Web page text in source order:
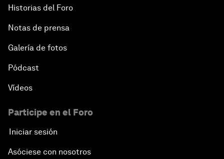
Historias del Foro
Notas de prensa
Galería de fotos
Pódcast
Vídeos
Participe en el Foro
Iniciar sesión
Asóciese con nosotros